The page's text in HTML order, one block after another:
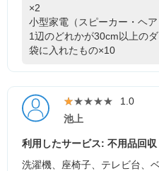
×2
小型家電（スピーカー・ヘ
1辺のどれかが30cm以上の
袋に入れたもの×10
★★★★★
★★★★★ 1.0
池上
利用したサービス: 不用品回収
洗濯機、座椅子、テレビ台、